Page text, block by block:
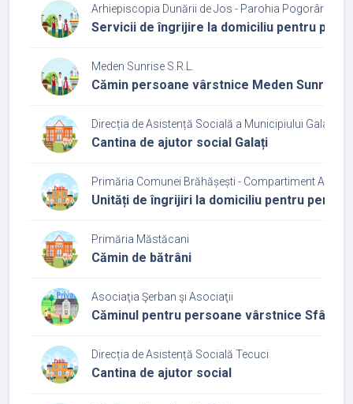
Arhiepiscopia Dunării de Jos - Parohia Pogorârea
Servicii de îngrijire la domiciliu pentru
Meden Sunrise S.R.L.
Cămin persoane vârstnice Meden Sunrise
Direcția de Asistență Socială a Municipiului Galați
Cantina de ajutor social Galați
Primăria Comunei Brăhășești - Compartiment
Unități de îngrijiri la domiciliu pentru
Primăria Măstăcani
Cămin de bătrâni
Asociaţia Şerban şi Asociaţii
Căminul pentru persoane vârstnice Sfântul
Direcția de Asistență Socială Tecuci
Cantina de ajutor social